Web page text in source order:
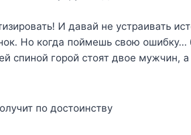
И давай не устраивать
Но когда поймешь свою ошибку…
спиной горой стоят двое мужчин,
по достоинству